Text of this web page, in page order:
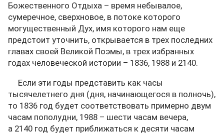
Божественного Отдыха – время небывалое,
сумеречное, сверхновое, в потоке которого
могущественный Дух, имя которого нам еще
предстоит уточнить, открывается в трех последних
главах своей Великой Поэмы, в трех избранных
годах человеческой истории – 1836, 1988 и 2140.
Если эти годы представить как часы
тысячелетнего дня (дня, начинающегося в полночь),
то 1836 год будет соответствовать примерно двум
часам пополудни, 1988 – шести часам вечера,
а 2140 год будет приближаться к десяти часам